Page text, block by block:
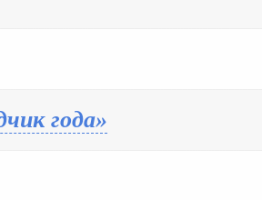
года»